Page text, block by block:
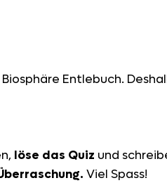
Entlebuch.
löse das Quiz und
Viel Spass!